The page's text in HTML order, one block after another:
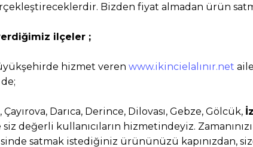
Bizden fiyat almadan ürün
ilçeler ;
hizmet veren www.ikincielalınır.net
Çayırova, Darıca, Derince, Dilovası, Gebze, Gölcük,
değerli kullanıcıların hizmetindeyiz.
satmak istediğiniz ürününüzü kapınızdan,